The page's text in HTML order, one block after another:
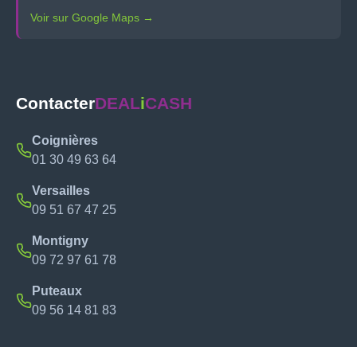
Voir sur Google Maps →
ContacterDEALiCASH
Coignières
01 30 49 63 64
Versailles
09 51 67 47 25
Montigny
09 72 97 61 78
Puteaux
09 56 14 81 83